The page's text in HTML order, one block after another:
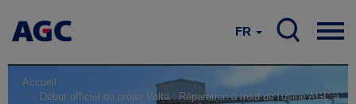
FR
Accueil
Début officiel du projet Volta : Réparation à froid de l'usine AGC à